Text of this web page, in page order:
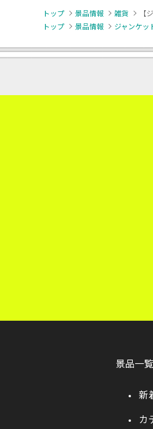
トップ 景品情報 雑貨
【
トップ
景品情報 ジャンケッ
景品一覧
新
カ